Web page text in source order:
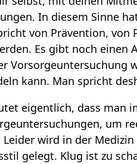
In diesem Sinne
von Prävention,
Es gibt noch einen
Vorsorgeuntersuchung
kann. Man spricht
eigentlich, dass man
um
wird in der
gelegt. Klug ist zu